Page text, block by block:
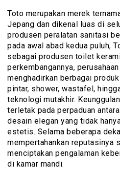
Toto merupakan merek
Jepang dan dikenal luas di
produsen peralatan sanitasi
pada awal abad kedua puluh,
sebagai produsen toilet
perkembangannya,
menghadirkan berbagai
pintar, shower, wastafel,
teknologi mutakhir.
terletak pada perpaduan
desain elegan yang tidak
estetis. Selama beberapa
mempertahankan reputasinya
menciptakan pengalaman
di kamar mandi.